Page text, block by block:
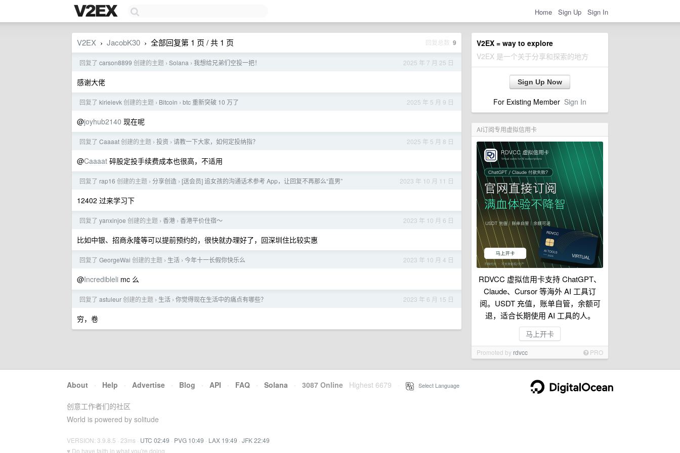
Home Sign Up Sign In
V2EX = way to explore
V2EX 是一个关于分享和探索的地方
Sign Up Now
For Existing Member Sign In
AI订阅专用虚拟信用卡
RDVCC 虚拟信用卡支持 ChatGPT、
Claude、Cursor 等海外 AI 工具订
阅。USDT 充值，账单自管，余额可
退，适合长期使用 AI 工具的人。
马上开卡
Promoted by rdvcc PRO
V2EX › JacobK30 › 全部回复第 1 页 / 共 1 页 回复总数 9
2025 年 7 月 25 日
回复了 carson8899 创建的主题 › Solana › 我想给兄弟们空投一把！
感谢大佬
2025 年 5 月 9 日
回复了 kirieievk创建的主题 › Bitcoin › btc 重新突破 10 万了
@joyhub2140 现在呢
2025 年 5 月 8 日
回复了 Caaaat创建的主题 › 投资 › 请教一下大家，如何定投纳指？
@Caaaat 碎股定投手续费成本也很高，不适用
2023 年 10 月 11 日
回复了 rap16 创建的主题 › 分享创造 › [送会员] 追女孩的沟通话术参考 App，让回复不再那么“直男”
12402 过来学习下
2023 年 10 月 6 日
回复了 yanxinjoe 创建的主题 › 香港 › 香港平价住宿～
比如中银、招商永隆等可以提前预约的，很快就办理好了，回深圳住比较实惠
2023 年 10 月 4 日
回复了 GeorgeWai 创建的主题 › 生活 › 今年十一长假你快乐么
@Incredibleli mc 么
2023 年 6 月 15 日
回复了 astuleur创建的主题 › 生活 › 你觉得现在生活中的痛点有哪些？
穷，卷
About · Help · Advertise · Blog · API · FAQ · Solana · 3087 Online Highest 6679 Select Language
创意工作者们的社区
World is powered by solitude
VERSION: 3.9.8.5 · 23ms · UTC 02:49 · PVG 10:49 · LAX 19:49 · JFK 22:49
♥ Do have faith in what you're doing.